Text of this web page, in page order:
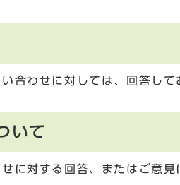
合わせに対しては、回答して
いて
に対する回答、またはご意